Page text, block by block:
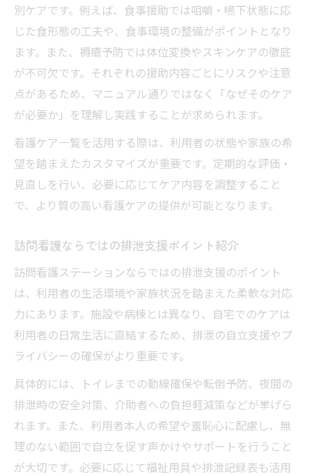
別ケアです。例えば、食事援助では咀嚼・嚥下状態に応
じた食形態の工夫や、食事環境の整備がポイントとなり
ます。また、褥瘡予防では体位変換やスキンケアの徹底
が不可欠です。それぞれの援助内容ごとにリスクや注意
点があるため、マニュアル通りではなく「なぜそのケア
が必要か」を理解し実践することが求められます。
看護ケア一覧を活用する際は、利用者の状態や家族の希
望を踏まえたカスタマイズが重要です。定期的な評価・
見直しを行い、必要に応じてケア内容を調整すること
で、より質の高い看護ケアの提供が可能となります。
訪問看護ならではの排泄支援ポイント紹介
訪問看護ステーションならではの排泄支援のポイント
は、利用者の生活環境や家族状況を踏まえた柔軟な対応
力にあります。施設や病棟とは異なり、自宅でのケアは
利用者の日常生活に直結するため、排泄の自立支援やプ
ライバシーの確保がより重要です。
具体的には、トイレまでの動線確保や転倒予防、夜間の
排泄時の安全対策、介助者への負担軽減策などが挙げら
れます。また、利用者本人の希望や羞恥心に配慮し、無
理のない範囲で自立を促す声かけやサポートを行うこと
が大切です。必要に応じて福祉用具や排泄記録表も活用